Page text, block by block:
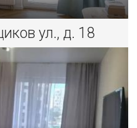
ул., д. 18